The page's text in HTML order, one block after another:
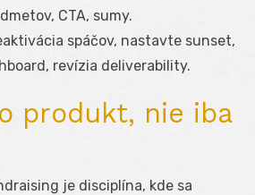
CTA, sumy.
spáčov, nastavte sunset,
revízia deliverability.
produkt, nie iba
je disciplína, kde sa